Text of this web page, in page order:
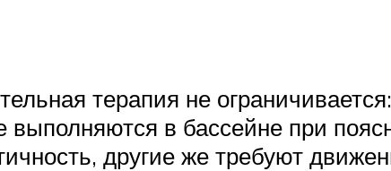
терапия не
в бассейне при
другие же требуют